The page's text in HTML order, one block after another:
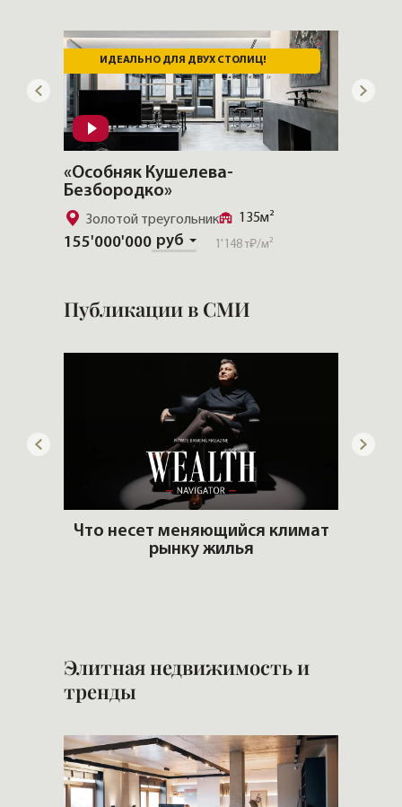
ИДЕАЛЬНО ДЛЯ ДВУХ СТОЛИЦ!
«Особняк Кушелева-
Безбородко»
155'000'000 руб 1'148 т₽/м²
135м²
Золотой треугольник
Публикации в СМИ
Что несет меняющийся климат
рынку жилья
Элитная недвижимость и
тренды